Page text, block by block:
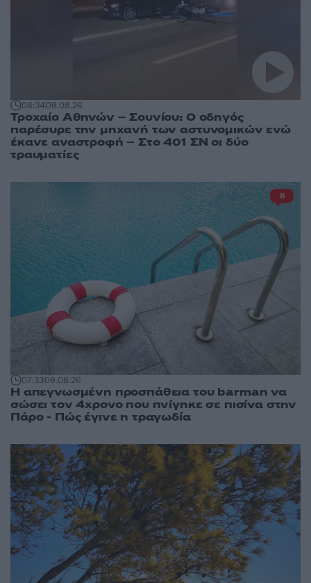
08:3409.08.26
Τροχαίο Αθηνών – Σουνίου: Ο οδηγός
παρέσυρε την μηχανή των αστυνομικών ενώ
έκανε αναστροφή – Στο 401 ΣΝ οι δύο
τραυματίες
07:3309.08.26
Η απεγνωσμένη προσπάθεια του barman να
σώσει τον 4χρονο που πνίγηκε σε πισίνα στην
Πάρο - Πώς έγινε η τραγωδία
8